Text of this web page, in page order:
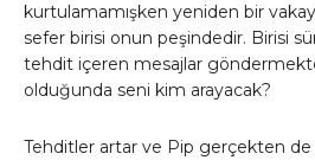
kurtulamamışken yeniden bir
sefer birisi onun peşindedir. Birisi
tehdit içeren mesajlar
olduğunda seni kim arayacak?
Tehditler artar ve Pip gerçekten